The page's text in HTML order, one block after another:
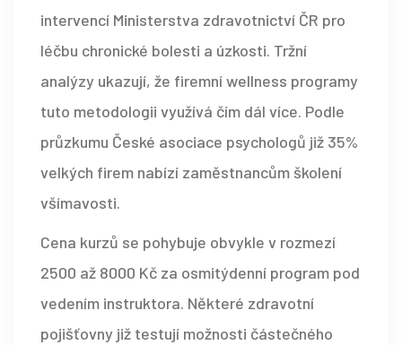
intervencí Ministerstva zdravotnictví ČR pro
léčbu chronické bolesti a úzkosti. Tržní
analýzy ukazují, že firemní wellness programy
tuto metodologii využívá čím dál více. Podle
průzkumu České asociace psychologů již 35%
velkých firem nabízí zaměstnancům školení
všímavosti.
Cena kurzů se pohybuje obvykle v rozmezí
2500 až 8000 Kč za osmitýdenní program pod
vedením instruktora. Některé zdravotní
pojišťovny již testují možnosti částečného